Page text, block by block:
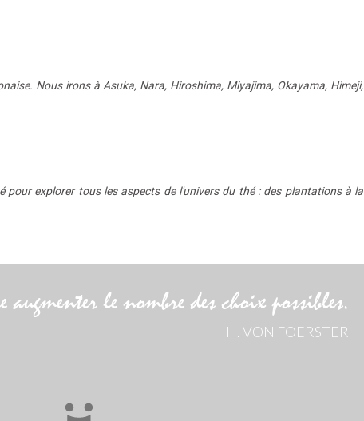
Nous irons à Asuka, Nara, Hiroshima, Miyajima, Okayama, Himeji,
explorer tous les aspects de l'univers du thé : des plantations à la
le nombre des choix possibles.
H. VON FOERSTER